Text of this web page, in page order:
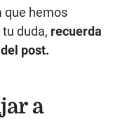
que hemos
duda, recuerda
post.
a